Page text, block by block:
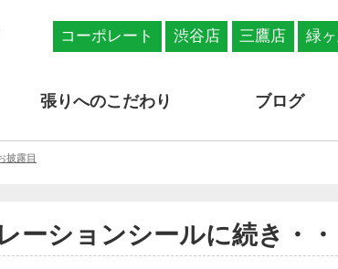
コーポレート 渋谷店 三鷹店 緑
張りへのこだわり ブログ
披露目
ーションシールに続き・・